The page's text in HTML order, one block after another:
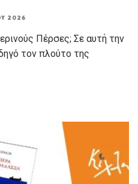
2026
Πέρσες; Σε αυτή την
τον πλούτο της